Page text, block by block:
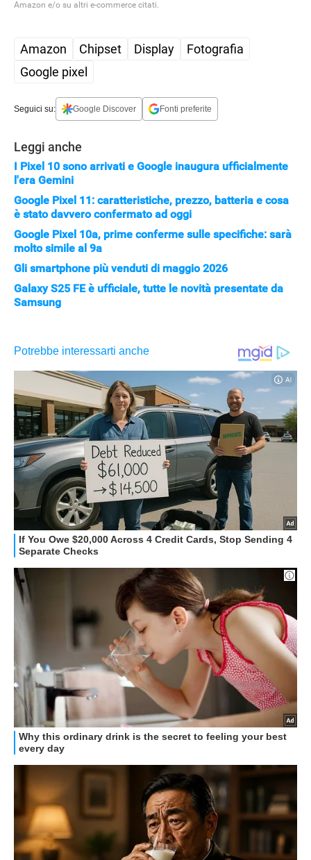
APPLE
Amazon e/o su altri e-commerce citati.
Amazon Chipset Display
Fotografia
Google pixel
Seguici su: Google Discover Fonti preferite
Leggi anche
I Pixel 10 sono arrivati e Google inaugura ufficialmente
l'era Gemini
Google Pixel 11: caratteristiche, prezzo, batteria e cosa
è stato davvero confermato ad oggi
Google Pixel 10a, prime conferme sulle specifiche: sarà
molto simile al 9a
Gli smartphone più venduti di maggio 2026
Galaxy S25 FE è ufficiale, tutte le novità presentate da
Samsung